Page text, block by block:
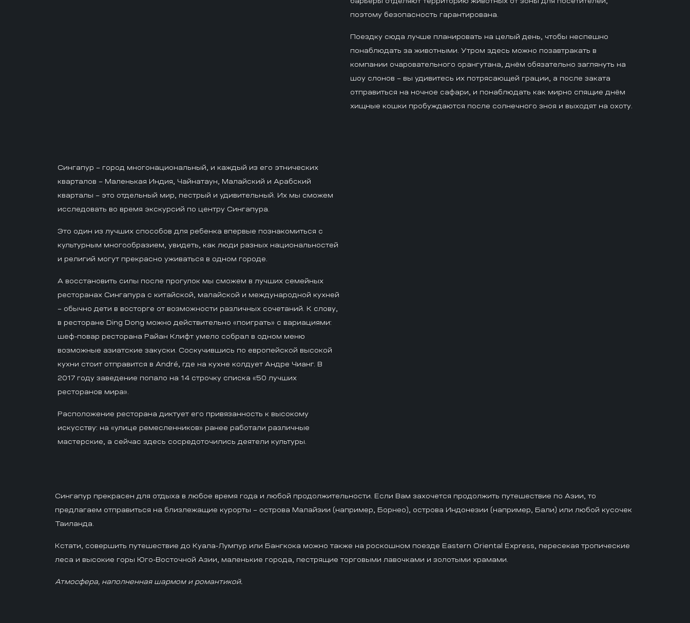
поэтому безопасность гарантирована.
Поездку сюда лучше планировать на целый день, чтобы неспешно
понаблюдать за животными. Утром здесь можно позавтракать в
компании очаровательного орангутана, днём обязательно заглянуть на
шоу слонов – вы удивитесь их потрясающей грации, а после заката
отправиться на ночное сафари, и понаблюдать как мирно спящие днём
хищные кошки пробуждаются после солнечного зноя и выходят на охоту.
Сингапур – город многонациональный, и каждый из его этнических
кварталов – Маленькая Индия, Чайнатаун, Малайский и Арабский
кварталы – это отдельный мир, пестрый и удивительный. Их мы сможем
исследовать во время экскурсий по центру Сингапура.
Это один из лучших способов для ребенка впервые познакомиться с
культурным многообразием, увидеть, как люди разных национальностей
и религий могут прекрасно уживаться в одном городе.
А восстановить силы после прогулок мы сможем в лучших семейных
ресторанах Сингапура с китайской, малайской и международной кухней
– обычно дети в восторге от возможности различных сочетаний. К слову,
в ресторане Ding Dong можно действительно «поиграть» с вариациями:
шеф-повар ресторана Райан Клифт умело собрал в одном меню
возможные азиатские закуски. Соскучившись по европейской высокой
кухни стоит отправится в André, где на кухне колдует Андре Чианг. В
2017 году заведение попало на 14 строчку списка «50 лучших
ресторанов мира».
Расположение ресторана диктует его привязанность к высокому
искусству: на «улице ремесленников» ранее работали различные
мастерские, а сейчас здесь сосредоточились деятели культуры.
Сингапур прекрасен для отдыха в любое время года и любой продолжительности. Если Вам захочется продолжить путешествие по Азии, то
предлагаем отправиться на близлежащие курорты – острова Малайзии (например, Борнео), острова Индонезии (например, Бали) или любой кусочек
Таиланда.
Кстати, совершить путешествие до Куала-Лумпур или Бангкока можно также на роскошном поезде Eastern Oriental Express, пересекая тропические
леса и высокие горы Юго-Восточной Азии, маленькие города, пестрящие торговыми лавочками и золотыми храмами.
Атмосфера, наполненная шармом и романтикой.